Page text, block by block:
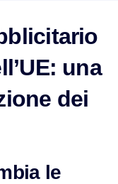
una
dei
le
In